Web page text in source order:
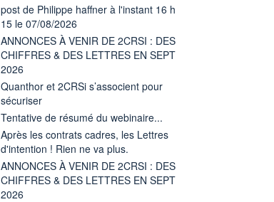
post de Philippe haffner à l'instant 16 h
15 le 07/08/2026
ANNONCES À VENIR DE 2CRSI : DES
CHIFFRES & DES LETTRES EN SEPT
2026
Quanthor et 2CRSi s’associent pour
sécuriser
Tentative de résumé du webinaire...
Après les contrats cadres, les Lettres
d'intention ! Rien ne va plus.
ANNONCES À VENIR DE 2CRSI : DES
CHIFFRES & DES LETTRES EN SEPT
2026